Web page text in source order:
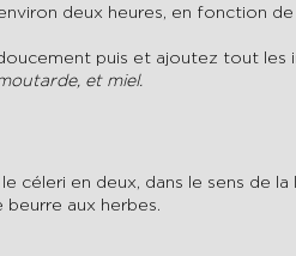
deux heures, en fonction
puis et ajoutez tout les
et miel.
en deux, dans le sens de la
beurre aux herbes.